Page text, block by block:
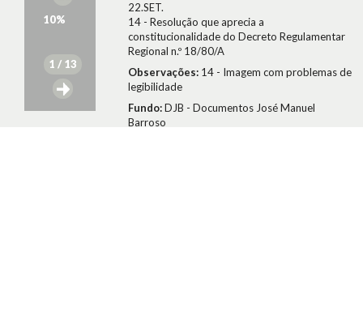
10%
1 / 13
22.SET.
14 - Resolução que aprecia a
constitucionalidade do Decreto Regulamentar
Regional n.º 18/80/A
Observações: 14 - Imagem com problemas de
legibilidade
Fundo:DJB - Documentos José Manuel
Barroso